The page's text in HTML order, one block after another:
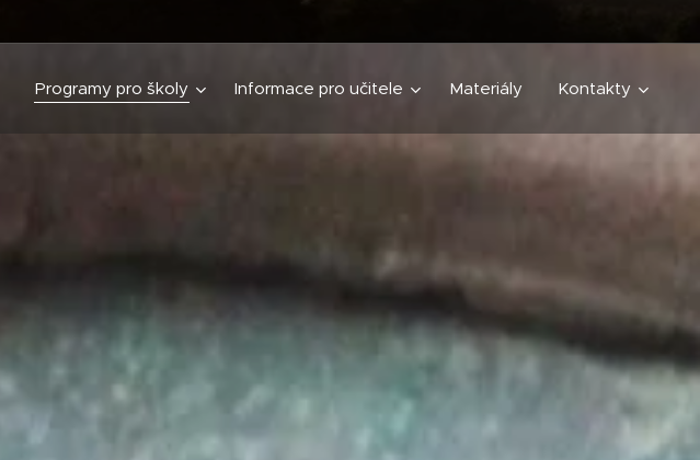
Programy pro školy Informace pro učitele Materiály Kontakty